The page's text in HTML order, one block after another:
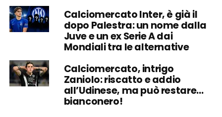
Calciomercato Inter, è già il
dopo Palestra: un nome dalla
Juve e un ex Serie A dai
Mondiali tra le alternative
Calciomercato, intrigo
Zaniolo: riscatto e addio
all’Udinese, ma può restare…
bianconero!